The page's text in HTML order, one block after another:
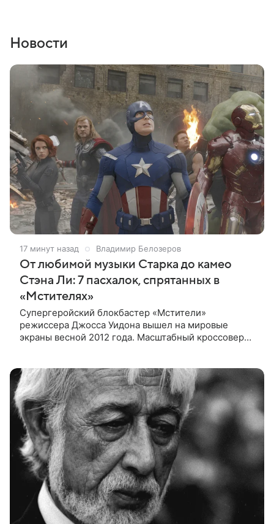
Новости
17 минут назад Владимир Белозеров
От любимой музыки Старка до камео
Стэна Ли: 7 пасхалок, спрятанных в
«Мстителях»
Супергеройский блокбастер «Мстители»
режиссера Джосса Уидона вышел на мировые
экраны весной 2012 года. Масштабный кроссовер